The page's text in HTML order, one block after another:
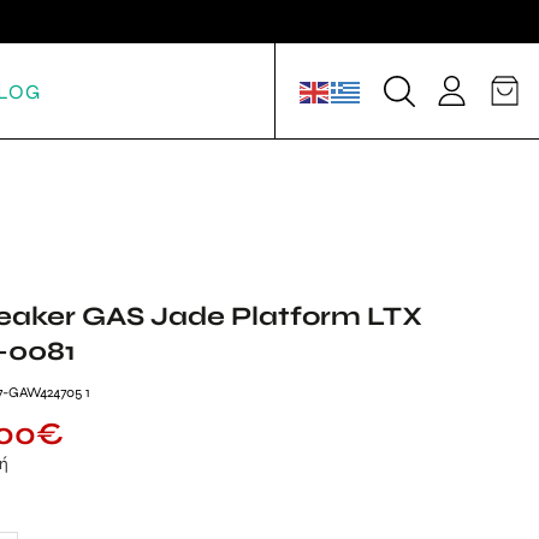
GAS Jade Platform LTX
1
€